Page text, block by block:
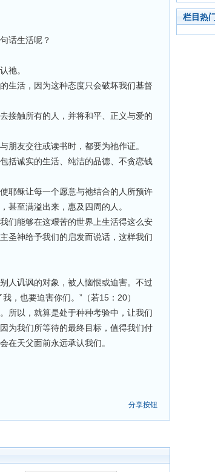
话生活呢？
祂。
生活，因为这种态度只会破坏我们基督
接触所有的人，并将和平、正义与爱的
朋友交往或读书时，都要为祂作证。
括诚实的生活、纯洁的品德、不贪恋钱
耶稣让每一个愿意与祂结合的人所预许
甚至满溢出来，惠及四周的人。
们能够在这艰苦的世界上生活得这么安
圣神给予我们的启发而说话，这样我们
人讥讽的对象，被人恼恨或迫害。不过
，也要迫害你们。”（若15：20）
所以，就算是处于种种考验中，让我们
为我们所等待的最终目标，值得我们付
在天父面前永远承认我们。
分享按钮
栏目热